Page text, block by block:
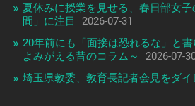
夏休みに授業を見せる、春日部女
間」に注目
2026-07-31
20年前にも「面接は恐れるな」と
よみがえる昔のコラム～
2026-07-
埼玉県教委、教育長記者会見をダ